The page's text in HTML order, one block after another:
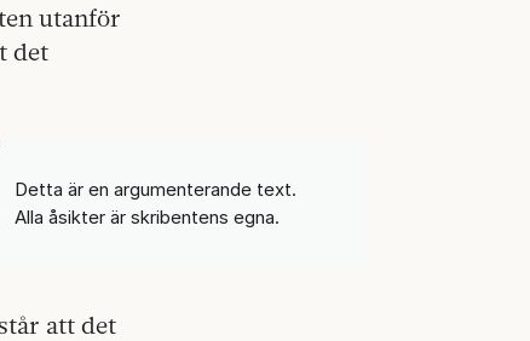
utanför
det
Detta är en argumenterande text.
Alla åsikter är skribentens egna.
att det